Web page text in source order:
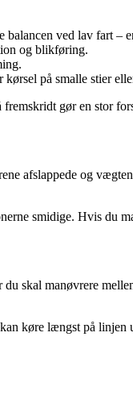
ved lav fart –
og blikføring.
på smalle stier
gør en stor
afslappede og
smidige. Hvis du
skal manøvrere
køre længst på